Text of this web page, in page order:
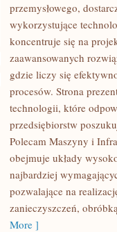
HISTORIA
PRZEMYSŁU
przemysłowego,
wykorzystujące
koncentruje się na
zaawansowanych
gdzie liczy się
procesów. Strona
technologii, które
przedsiębiorstw
Polecam Maszyny i
obejmuje układy
najbardziej
pozwalające na
zanieczyszczeń,
More ]